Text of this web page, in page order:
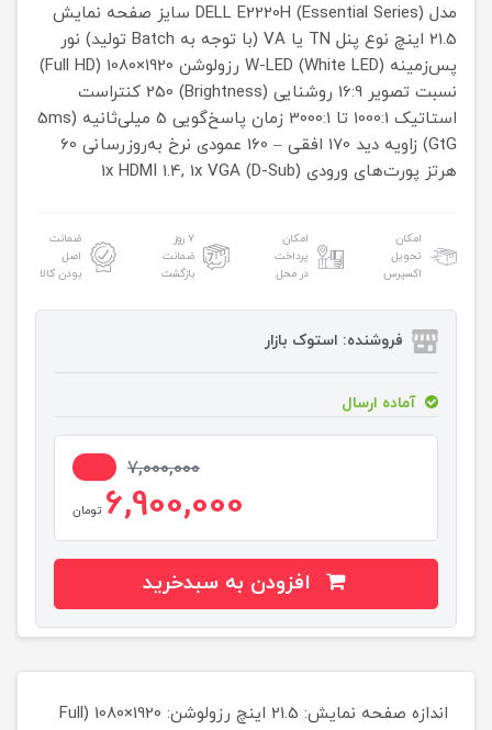
مدل DELL E2220H (Essential Series)
سایز صفحه نمایش
21.5 اینچ
نوع پنل TN یا VA (با توجه به Batch تولید)
نور
پس‌زمینه W-LED (White LED)
رزولوشن 1920×1080 (Full HD)
نسبت تصویر 16:9
روشنایی (Brightness) 250
کنتراست
استاتیک 1000:1 تا 3000:1
زمان پاسخ‌گویی 5 میلی‌ثانیه (5ms
GtG) زاویه دید 170 افقی – 160 عمودی
نرخ به‌روزرسانی 60
هرتز پورت‌های ورودی 1x HDMI 1.4, 1x VGA (D-Sub)
امکان
تحویل
اکسپرس
امکان
پرداخت
در محل
۷ روز
ضمانت
بازگشت
ضمانت
اصل
بودن کالا
فروشنده: استوک بازار
آماده ارسال
7,000,000
6,900,000 تومان
اندازه صفحه نمایش: 21.5 اینچ رزولوشن: 1920×1080 (Full